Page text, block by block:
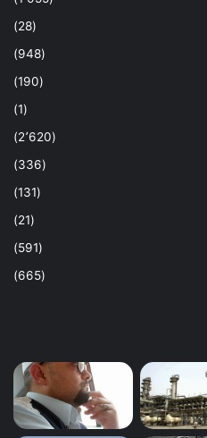
(28)
(948)
(190)
(1)
(2٬620)
(336)
(131)
(21)
(591)
(665)